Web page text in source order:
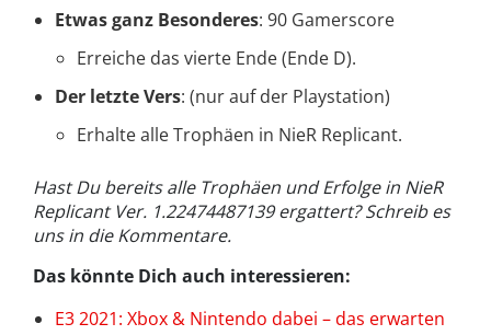
Etwas ganz Besonderes: 90 Gamerscore
Erreiche das vierte Ende (Ende D).
Der letzte Vers: (nur auf der Playstation)
Erhalte alle Trophäen in NieR Replicant.
Hast Du bereits alle Trophäen und Erfolge in NieR
Replicant Ver. 1.22474487139 ergattert? Schreib es
uns in die Kommentare.
Das könnte Dich auch interessieren:
E3 2021: Xbox & Nintendo dabei – das erwarten